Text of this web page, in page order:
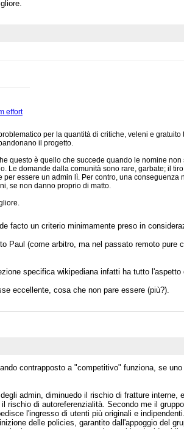
effort
per la quantità di critiche, veleni e
il progetto.
questo è quello che succede quando le nomine
domande dalla comunità sono rare, garbate; il
essere un admin lì. Per contro, una
se non danno proprio di matto.
facto un criterio minimamente preso in
(come arbitro, ma nel passato remoto pure
specifica wikipediana infatti ha tutto
eccellente, cosa che non pare essere (più?).
contrapposto a "competitivo" funziona, se
admin, diminuedo il rischio di fratture
di autoreferenzialità. Secondo me il
l'ingresso di utenti più originali e
delle policies, garantito dall'appoggio del